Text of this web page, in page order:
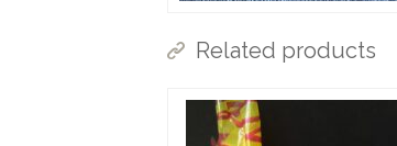
Related products